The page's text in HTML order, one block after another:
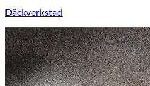
Däckverkstad